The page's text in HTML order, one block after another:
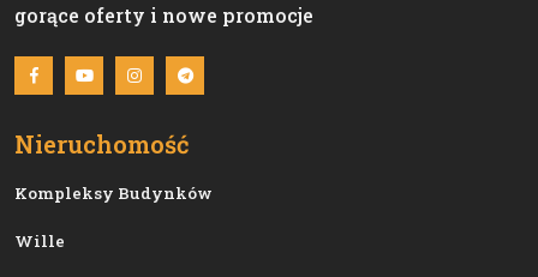
gorące oferty i nowe promocje
Nieruchomość
Kompleksy Budynków
Wille